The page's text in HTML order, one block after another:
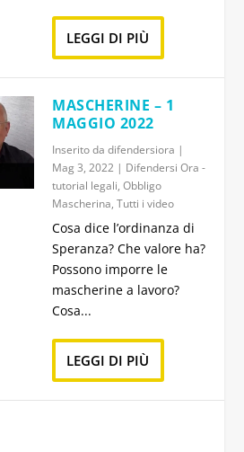
LEGGI DI PIÙ
MASCHERINE – 1
MAGGIO 2022
Inserito da difendersiora |
Mag 3, 2022 | Difendersi Ora -
tutorial legali, Obbligo
Mascherina, Tutti i video
Cosa dice l’ordinanza di
Speranza? Che valore ha?
Possono imporre le
mascherine a lavoro?
Cosa...
LEGGI DI PIÙ